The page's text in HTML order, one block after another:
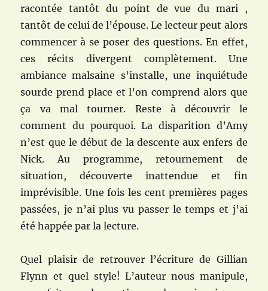
racontée tantôt du point de vue du mari ,
tantôt de celui de l’épouse. Le lecteur peut alors
commencer à se poser des questions. En effet,
ces récits divergent complètement. Une
ambiance malsaine s’installe, une inquiétude
sourde prend place et l’on comprend alors que
ça va mal tourner. Reste à découvrir le
comment du pourquoi. La disparition d’Amy
n’est que le début de la descente aux enfers de
Nick. Au programme, retournement de
situation, découverte inattendue et fin
imprévisible. Une fois les cent premières pages
passées, je n’ai plus vu passer le temps et j’ai
été happée par la lecture.
Quel plaisir de retrouver l’écriture de Gillian
Flynn et quel style! L’auteur nous manipule,